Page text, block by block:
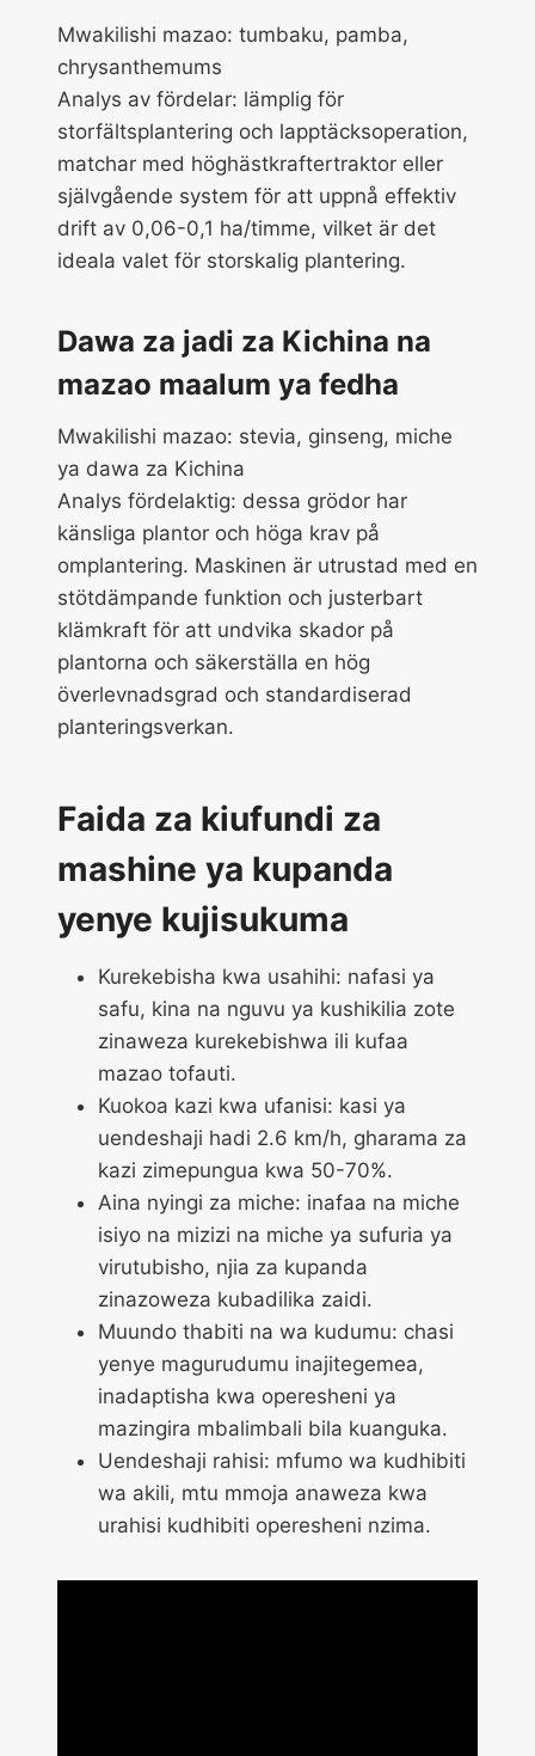
Mwakilishi mazao: tumbaku, pamba,
chrysanthemums
Analys av fördelar: lämplig för
storfältsplantering och lapptäcksoperation,
matchar med höghästkraftertraktor eller
självgående system för att uppnå effektiv
drift av 0,06-0,1 ha/timme, vilket är det
ideala valet för storskalig plantering.
Dawa za jadi za Kichina na
mazao maalum ya fedha
Mwakilishi mazao: stevia, ginseng, miche
ya dawa za Kichina
Analys fördelaktig: dessa grödor har
känsliga plantor och höga krav på
omplantering. Maskinen är utrustad med en
stötdämpande funktion och justerbart
klämkraft för att undvika skador på
plantorna och säkerställa en hög
överlevnadsgrad och standardiserad
planteringsverkan.
Faida za kiufundi za
mashine ya kupanda
yenye kujisukuma
Kurekebisha kwa usahihi: nafasi ya
safu, kina na nguvu ya kushikilia zote
zinaweza kurekebishwa ili kufaa
mazao tofauti.
Kuokoa kazi kwa ufanisi: kasi ya
uendeshaji hadi 2.6 km/h, gharama za
kazi zimepungua kwa 50-70%.
Aina nyingi za miche: inafaa na miche
isiyo na mizizi na miche ya sufuria ya
virutubisho, njia za kupanda
zinazoweza kubadilika zaidi.
Muundo thabiti na wa kudumu: chasi
yenye magurudumu inajitegemea,
inadaptisha kwa operesheni ya
mazingira mbalimbali bila kuanguka.
Uendeshaji rahisi: mfumo wa kudhibiti
wa akili, mtu mmoja anaweza kwa
urahisi kudhibiti operesheni nzima.